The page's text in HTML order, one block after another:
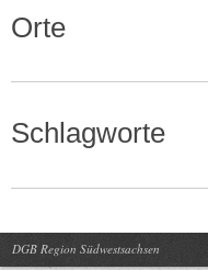
Orte
Schlagworte
DGB Region Südwestsachsen